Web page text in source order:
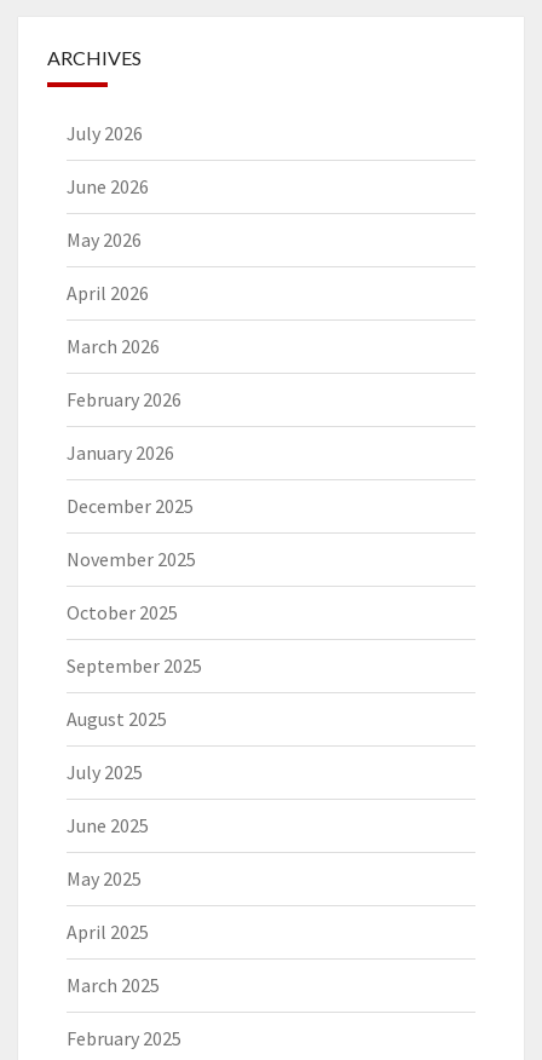
ARCHIVES
July 2026
June 2026
May 2026
April 2026
March 2026
February 2026
January 2026
December 2025
November 2025
October 2025
September 2025
August 2025
July 2025
June 2025
May 2025
April 2025
March 2025
February 2025